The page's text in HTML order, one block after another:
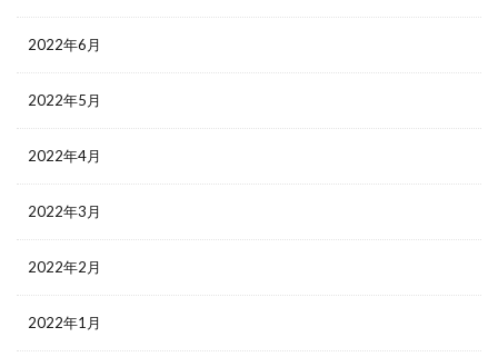
2022年6月
2022年5月
2022年4月
2022年3月
2022年2月
2022年1月